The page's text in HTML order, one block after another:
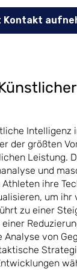
Intelligenz
der größten
Leistung.
und
ihre
um ihr
zu einer
Analyse von